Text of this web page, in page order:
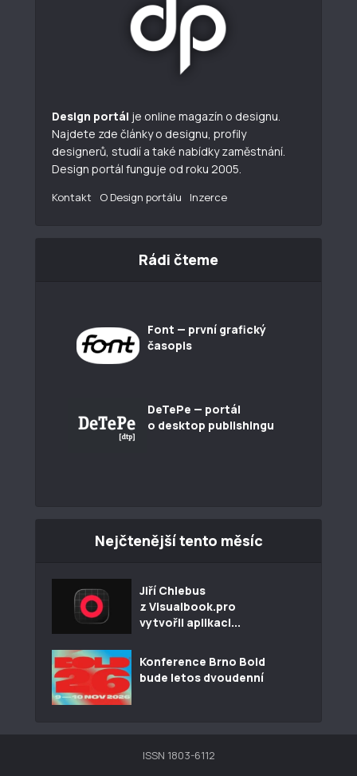
Design portál je online magazín o designu.
Najdete zde články o designu, profily
designerů, studií a také nabídky zaměstnání.
Design portál funguje od roku 2005.
Kontakt O Design portálu Inzerce
Rádi čteme
Font — první grafický
časopis
DeTePe — portál
o desktop publishingu
Nejčtenější tento měsíc
Jiří Chlebus
z Visualbook.pro
vytvořil aplikaci...
Konference Brno Bold
bude letos dvoudenní
ISSN 1803-6112